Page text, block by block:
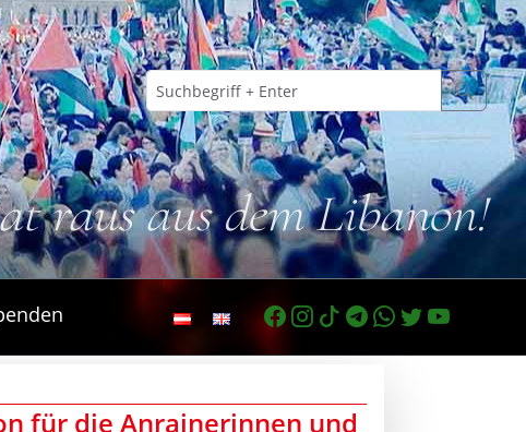
raus aus dem Libanon!
für die Anrainerinnen und